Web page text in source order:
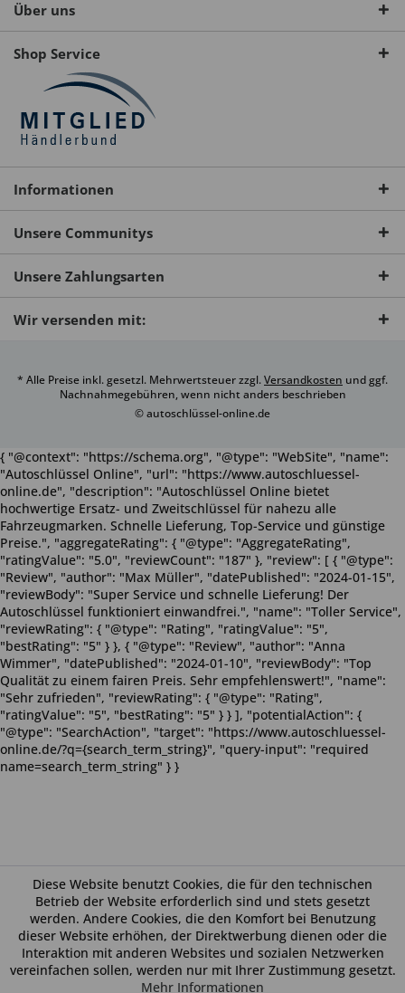
Über uns
Shop Service
Informationen
Unsere Communitys
Unsere Zahlungsarten
Wir versenden mit:
* Alle Preise inkl. gesetzl. Mehrwertsteuer zzgl.Versandkosten und ggf.
Nachnahmegebühren, wenn nicht anders beschrieben
© autoschlüssel-online.de
Diese Website benutzt Cookies, die für den technischen
Betrieb der Website erforderlich sind und stets gesetzt
werden. Andere Cookies, die den Komfort bei Benutzung
dieser Website erhöhen, der Direktwerbung dienen oder die
Interaktion mit anderen Websites und sozialen Netzwerken
vereinfachen sollen, werden nur mit Ihrer Zustimmung gesetzt.
Mehr Informationen
{ "@context": "https://schema.org", "@type": "WebSite", "name":
"Autoschlüssel Online", "url": "https://www.autoschluessel-
online.de", "description": "Autoschlüssel Online bietet
hochwertige Ersatz- und Zweitschlüssel für nahezu alle
Fahrzeugmarken. Schnelle Lieferung, Top-Service und günstige
Preise.", "aggregateRating": { "@type": "AggregateRating",
"ratingValue": "5.0", "reviewCount": "187" }, "review": [ { "@type":
"Review", "author": "Max Müller", "datePublished": "2024-01-15",
"reviewBody": "Super Service und schnelle Lieferung! Der
Autoschlüssel funktioniert einwandfrei.", "name": "Toller Service",
"reviewRating": { "@type": "Rating", "ratingValue": "5",
"bestRating": "5" } }, { "@type": "Review", "author": "Anna
Wimmer", "datePublished": "2024-01-10", "reviewBody": "Top
Qualität zu einem fairen Preis. Sehr empfehlenswert!", "name":
"Sehr zufrieden", "reviewRating": { "@type": "Rating",
"ratingValue": "5", "bestRating": "5" } } ], "potentialAction": {
"@type": "SearchAction", "target": "https://www.autoschluessel-
online.de/?q={search_term_string}", "query-input": "required
name=search_term_string" } }